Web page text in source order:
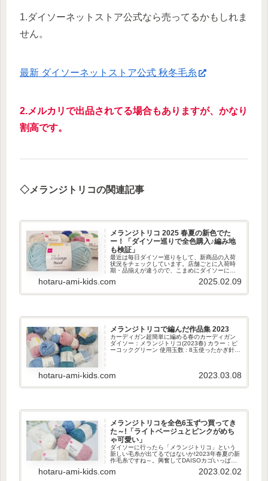
1.ダイソーネットストア公式なら売ってるかもしれま
せん。
最新 ダイソーネットストア公式 秋冬毛糸
2.メルカリで出品されてる場合もありますが、かなり
割高です。
◇メランジトリコの関連記事
メランジトリコ 2025 春夏の新色でた
ー！「ダイソー巡りで全色購入♪編み地
も検証」
最近は毎日ダイソー巡りをして、新商品の入荷
状況をチェックしています。店舗ごとに入荷時
期・品揃えが違うので、こまめにダイソーに行
コ 2025春夏毛糸☆「あった！」って感じで嬉し
hotaru-ami-kids.com 2025.02.09
メランジトリコで編んだ作品集 2023
カーディガン超簡単に編める春のカーディガン
ダイソー：メランジトリコ(2023春) カラー：ピ
ーコックグリーン 使用玉数 : 8玉使ったかぎ針の
hotaru-ami-kids.com 2023.03.08
メランジトリコを全色6玉ずつ買ってき
た～!「ライトベージュとピンクがめち
ゃ可愛い」
ダイソーに行ったら「メランジトリコ」という
新しい毛糸が出てるではないか!2023年春夏の新
作毛糸ですね～。興奮してDAISOカゴいっぱい
イトベージュが人気なのか、私が行ったDAISO
hotaru-ami-kids.com 2023.02.02